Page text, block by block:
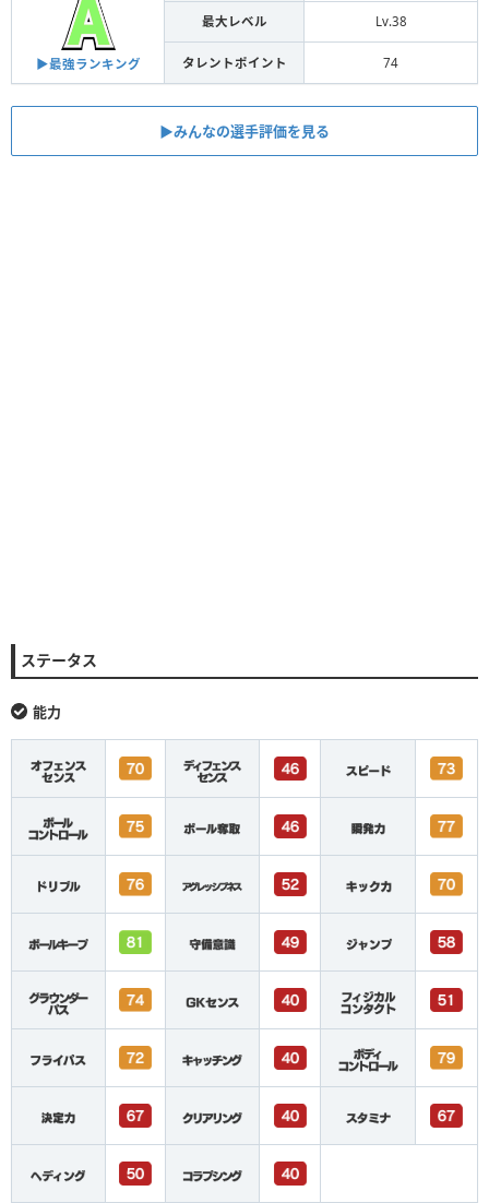
▶︎最強ランキング
最大レベル Lv.38
タレントポイント 74
▶︎みんなの選手評価を見る
ステータス
能力